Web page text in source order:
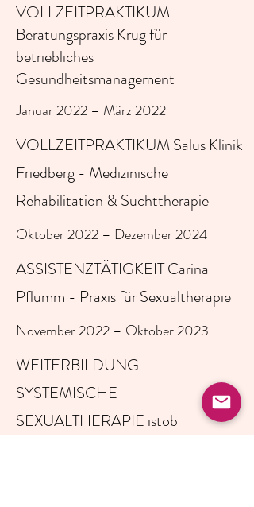
VOLLZEITPRAKTIKUM
Beratungspraxis Krug für
betriebliches
Gesundheitsmanagement
Januar 2022 – März 2022
VOLLZEITPRAKTIKUMSalus Klinik
Friedberg - Medizinische
Rehabilitation & Suchttherapie
Oktober 2022 – Dezember 2024
ASSISTENZTÄTIGKEIT Carina
Pflumm - Praxis für Sexualtherapie
November 2022 – Oktober 2023
WEITERBILDUNG
SYSTEMISCHE
SEXUALTHERAPIE istob